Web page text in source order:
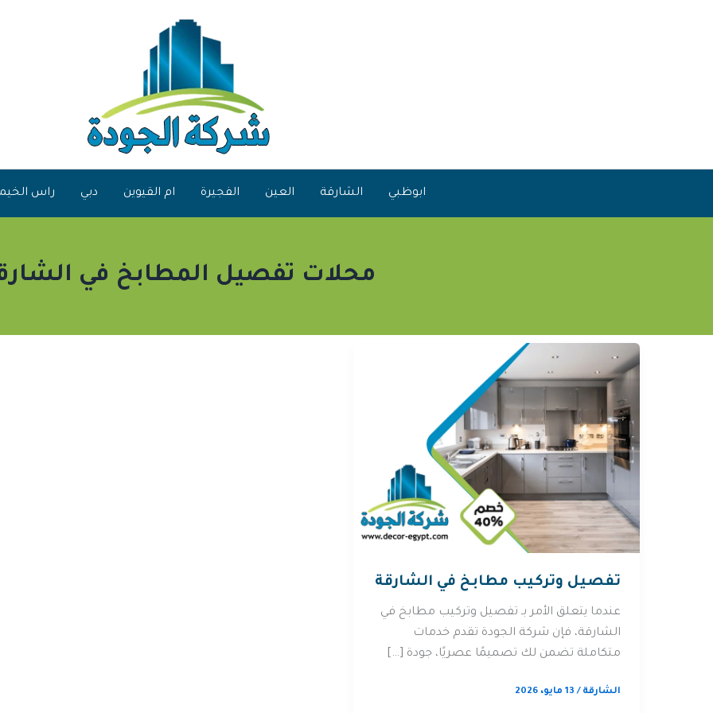
ابوظبي الشارقة العين الفجيرة ام القيوين دبي راس
محلات تفصيل المطابخ في
تفصيل وتركيب مطابخ في الشارقة
عندما يتعلق الأمر بـ تفصيل وتركيب مطابخ في
الشارقة، فإن شركة الجودة تقدم خدمات
متكاملة تضمن لك تصميمًا عصريًا، جودة […]
الشارقة / 13 مايو، 2026